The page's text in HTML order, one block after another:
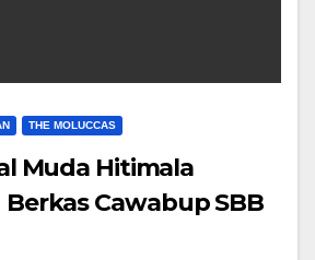
THE MOLUCCAS
Muda Hitimala
Cawabup SBB